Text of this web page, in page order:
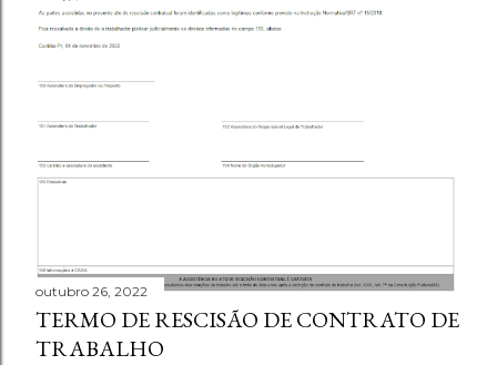
outubro 26, 2022
TERMO DE RESCISÃO DE CONTRATO DE
TRABALHO